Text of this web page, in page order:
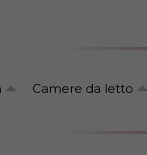
Camere da letto